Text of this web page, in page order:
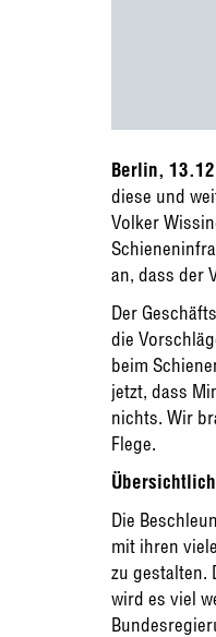
Berlin,
diese und
Volker
an, dass der
Der
die
beim
jetzt, dass
nichts. Wir
Flege.
Die
mit ihren
zu gestalten.
wird es viel